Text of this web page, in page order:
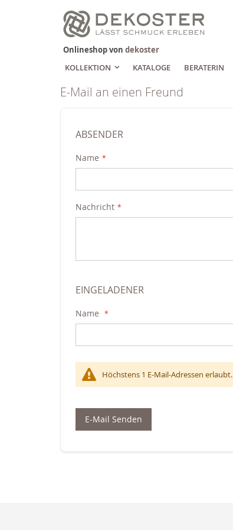
Zum
Inhalt
springen
Onlineshop von dekoster
KOLLEKTION
KATALOGE BERATERIN
E-Mail an einen Freund
ABSENDER
Name
Nachricht
EINGELADENER
Name
Höchstens 1 E-Mail-Adressen erlaubt.
E-Mail Senden